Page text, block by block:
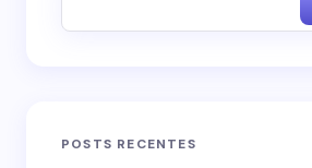
POSTS RECENTES